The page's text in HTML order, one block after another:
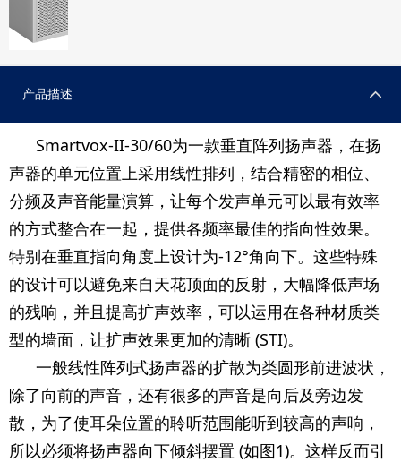
产品描述
Smartvox-II-30/60为一款垂直阵列扬声器，在扬
声器的单元位置上采用线性排列，结合精密的相位、
分频及声音能量演算，让每个发声单元可以最有效率
的方式整合在一起，提供各频率最佳的指向性效果。
特别在垂直指向角度上设计为-12°角向下。这些特殊
的设计可以避免来自天花顶面的反射，大幅降低声场
的残响，并且提高扩声效率，可以运用在各种材质类
型的墙面，让扩声效果更加的清晰 (STI)。
一般线性阵列式扬声器的扩散为类圆形前进波状，
除了向前的声音，还有很多的声音是向后及旁边发
散，为了使耳朵位置的聆听范围能听到较高的声响，
所以必须将扬声器向下倾斜摆置 (如图1)。这样反而引